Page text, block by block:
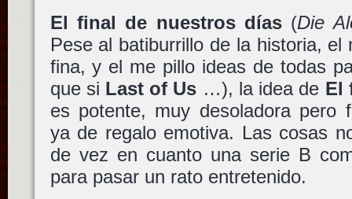
El final de nuestros días(Die
Pese al batiburrillo de la historia,
fina, y el me pillo ideas de todas
que si Last of Us …), la idea de El
es potente, muy desoladora pero
ya de regalo emotiva. Las cosas
de vez en cuanto una serie B
para pasar un rato entretenido.